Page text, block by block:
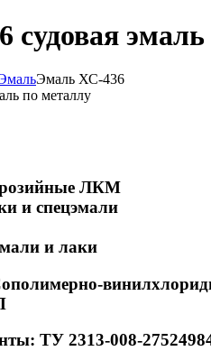
судовая
Эмаль ХС-436
ЛКМ
и спецэмали
и лаки
ТУ 2313-008-